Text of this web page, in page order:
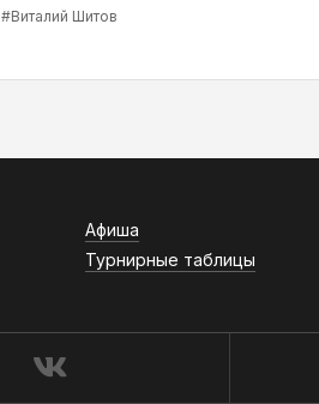
#Виталий Шитов
Афиша
Турнирные таблицы